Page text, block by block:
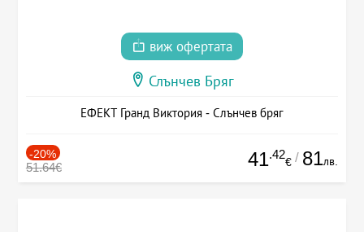
виж офертата
Слънчев Бряг
ЕФЕКТ Гранд Виктория - Слънчев бряг
-20%
51.64€ 41.42
€ / 81лв.